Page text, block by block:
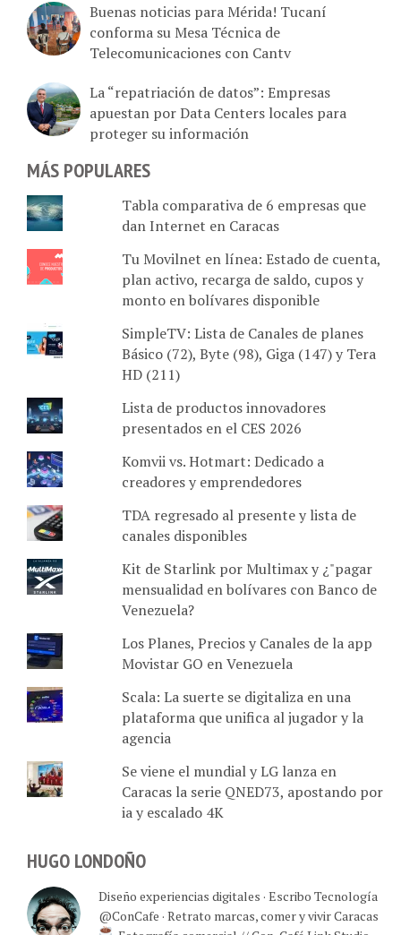
Buenas noticias para Mérida! Tucaní
conforma su Mesa Técnica de
Telecomunicaciones con Cantv
La “repatriación de datos”: Empresas
apuestan por Data Centers locales para
proteger su información
MÁS POPULARES
Tabla comparativa de 6 empresas que
dan Internet en Caracas
Tu Movilnet en línea: Estado de cuenta,
plan activo, recarga de saldo, cupos y
monto en bolívares disponible
SimpleTV: Lista de Canales de planes
Básico (72), Byte (98), Giga (147) y Tera
HD (211)
Lista de productos innovadores
presentados en el CES 2026
Komvii vs. Hotmart: Dedicado a
creadores y emprendedores
TDA regresado al presente y lista de
canales disponibles
Kit de Starlink por Multimax y ¿"pagar
mensualidad en bolívares con Banco de
Venezuela?
Los Planes, Precios y Canales de la app
Movistar GO en Venezuela
Scala: La suerte se digitaliza en una
plataforma que unifica al jugador y la
agencia
Se viene el mundial y LG lanza en
Caracas la serie QNED73, apostando por
ia y escalado 4K
HUGO LONDOÑO
Diseño experiencias digitales · Escribo Tecnología
@ConCafe · Retrato marcas, comer y vivir Caracas